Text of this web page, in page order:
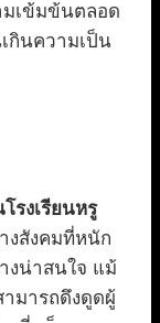
มเข้มข้นตลอด
กินความเป็น
รงเรียนหรู
งสังคมที่หนัก
งน่าสนใจ แม้
มารถดึงดูดผู้